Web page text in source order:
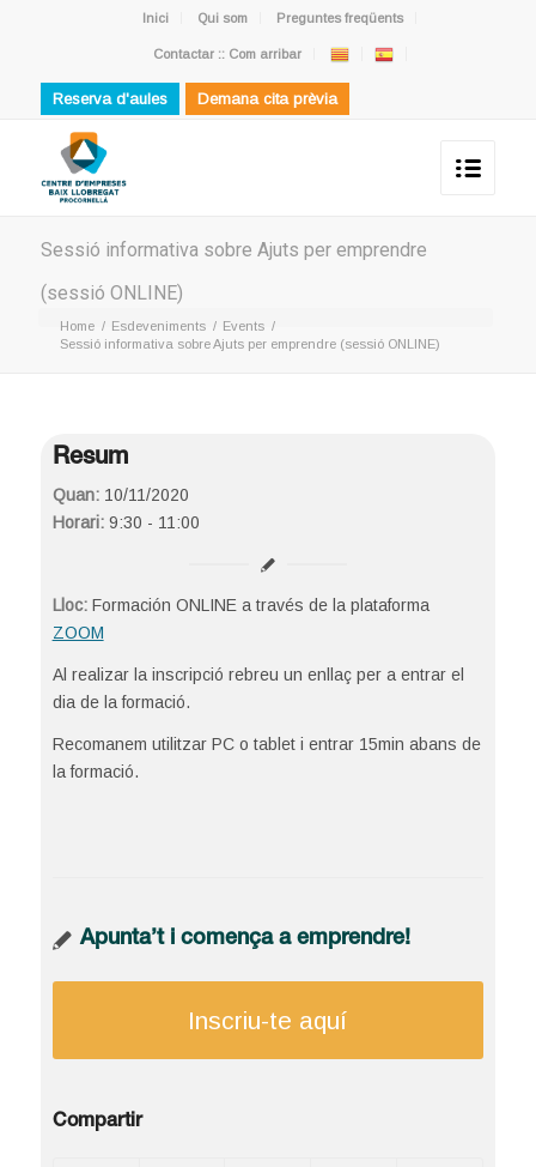
Inici Qui som Preguntes freqüents
Contactar :: Com arribar
Reserva d'aules Demana cita prèvia
Sessió informativa sobre Ajuts per emprendre
(sessió ONLINE)
Home / Esdeveniments / Events /
Sessió informativa sobre Ajuts per emprendre (sessió ONLINE)
Resum
Quan:10/11/2020
Horari:9:30 - 11:00
Lloc:Formación ONLINE a través de la plataforma
ZOOM
Al realizar la inscripció rebreu un enllaç per a entrar el
dia de la formació.
Recomanem utilitzar PC o tablet i entrar 15min abans de
la formació.
Apunta’t i comença a emprendre!
Inscriu-te aquí
Compartir